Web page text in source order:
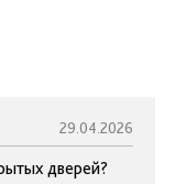
29.04.2026
дверей?